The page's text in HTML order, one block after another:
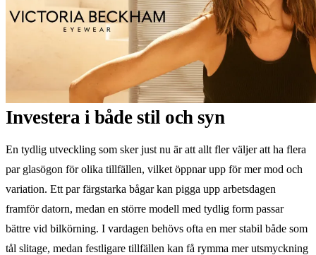
Investera i både stil och syn
En tydlig utveckling som sker just nu är att allt fler väljer att ha flera
par glasögon för olika tillfällen, vilket öppnar upp för mer mod och
variation. Ett par färgstarka bågar kan pigga upp arbetsdagen
framför datorn, medan en större modell med tydlig form passar
bättre vid bilkörning. I vardagen behövs ofta en mer stabil både som
tål slitage, medan festligare tillfällen kan få rymma mer utsmyckning